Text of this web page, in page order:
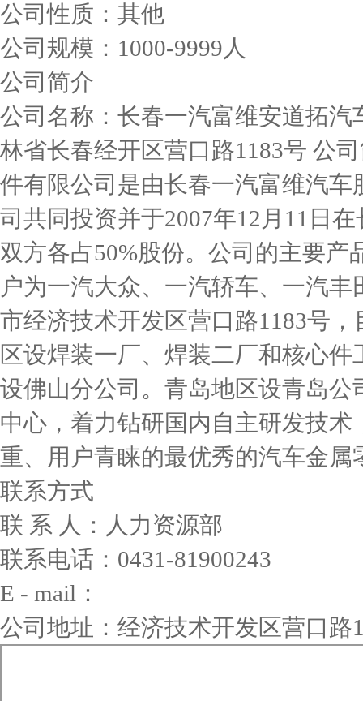
公司性质：其他
公司规模：1000-9999人
公司简介
公司名称：长春一汽富维安道拓
林省长春经开区营口路1183号 公
件有限公司是由长春一汽富维汽
司共同投资并于2007年12月11日
双方各占50%股份。公司的主要
户为一汽大众、一汽轿车、一汽
市经济技术开发区营口路1183号
区设焊装一厂、焊装二厂和核心
设佛山分公司。青岛地区设青岛
中心，着力钻研国内自主研发技
重、用户青睐的最优秀的汽车金属
联系方式
联 系 人：人力资源部
联系电话：0431-81900243
E - mail：
公司地址：经济技术开发区营口路